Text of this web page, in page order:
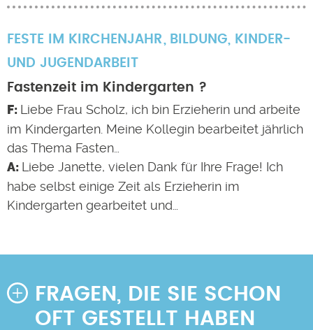
FESTE IM KIRCHENJAHR BILDUNG, KINDER-
UND JUGENDARBEIT
Fastenzeit im Kindergarten ?
Liebe Frau Scholz, ich bin Erzieherin und arbeite
im Kindergarten. Meine Kollegin bearbeitet jährlich
das Thema Fasten…
Liebe Janette, vielen Dank für Ihre Frage! Ich
habe selbst einige Zeit als Erzieherin im
Kindergarten gearbeitet und…
FRAGEN, DIE SIE SCHON
OFT GESTELLT HABEN